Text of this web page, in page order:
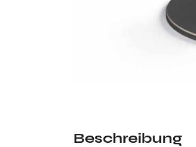
Beschreibung